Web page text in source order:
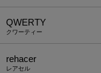
QWERTY
クワーティー
rehacer
レアセル